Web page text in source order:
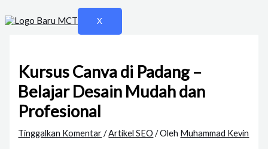
X
Kursus Canva di Padang –
Belajar Desain Mudah dan
Profesional
Tinggalkan Komentar /Artikel SEO / Oleh Muhammad Kevin